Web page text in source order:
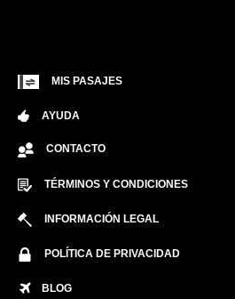
MIS PASAJES
AYUDA
CONTACTO
TÉRMINOS Y CONDICIONES
INFORMACIÓN LEGAL
POLÍTICA DE PRIVACIDAD
BLOG